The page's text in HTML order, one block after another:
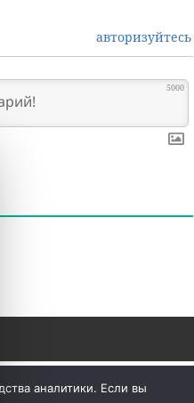
авторизуйтесь
5000
или
аналитики. Если вы